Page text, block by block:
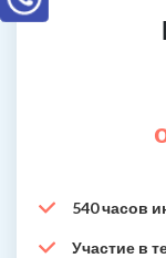
540 часов
Участие в